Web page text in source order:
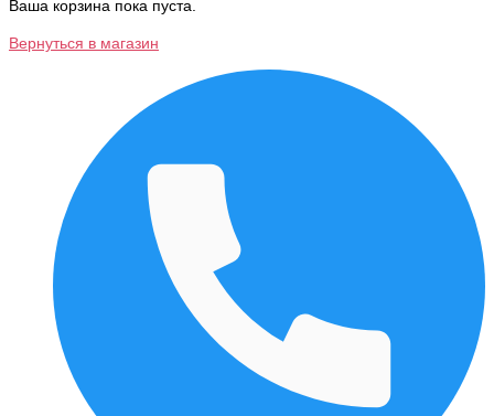
Ваша корзина пока пуста.
Вернуться в магазин